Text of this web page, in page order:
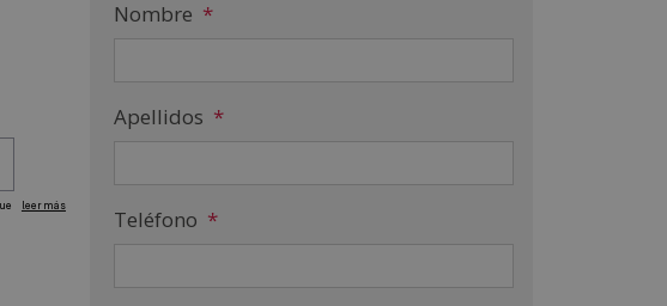
Nombre *
Apellidos *
Teléfono *